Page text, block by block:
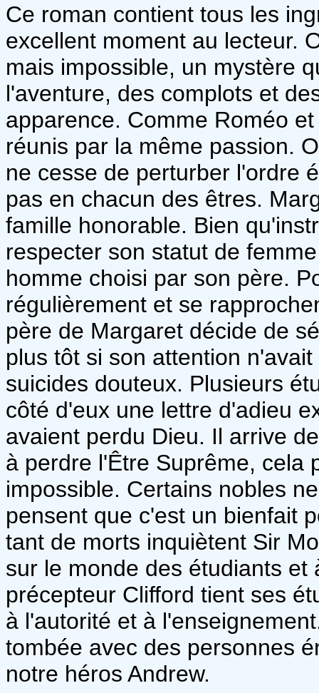
Ce roman contient tous les
excellent moment au lecteur.
mais impossible, un mystère
l'aventure, des complots et
apparence. Comme Roméo
réunis par la même passion.
ne cesse de perturber l'ordre
pas en chacun des êtres.
famille honorable. Bien
respecter son statut de
homme choisi par son père.
régulièrement et se
père de Margaret décide de
plus tôt si son attention
suicides douteux. Plusieurs
côté d'eux une lettre d'adieu
avaient perdu Dieu. Il arrive
à perdre l'Être Suprême, cela
impossible. Certains nobles
pensent que c'est un bienfait
tant de morts inquiètent Sir
sur le monde des étudiants
précepteur Clifford tient ses
à l'autorité et à
tombée avec des personnes
notre héros Andrew.